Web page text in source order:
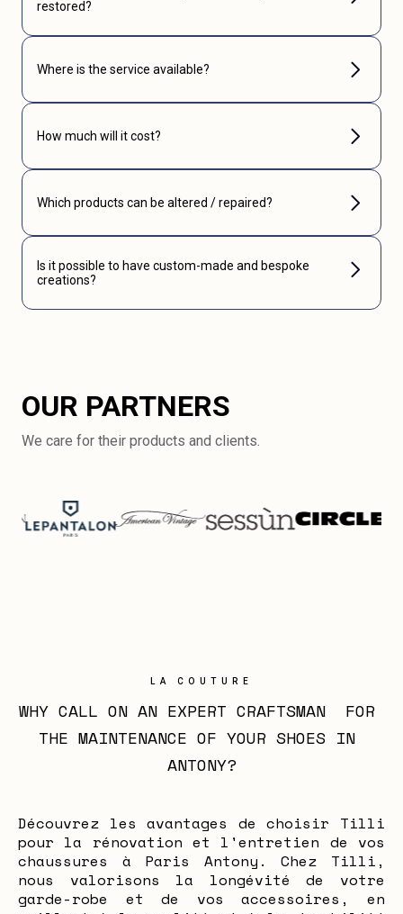
restored?
Where is the service available?
How much will it cost?
Which products can be altered / repaired?
Is it possible to have custom-made and bespoke
creations?
OUR PARTNERS
We care for their products and clients.
LA COUTURE
WHY CALL ON AN EXPERT CRAFTSMAN  FOR
THE MAINTENANCE OF YOUR SHOES IN
ANTONY?
Découvrez les avantages de choisir Tilli
pour la rénovation et l'entretien de vos
chaussures à Paris Antony. Chez Tilli,
nous valorisons la longévité de votre
garde-robe et de vos accessoires, en